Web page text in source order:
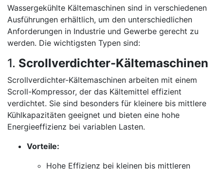
Wassergekühlte Kältemaschinen sind in verschiedenen
Ausführungen erhältlich, um den unterschiedlichen
Anforderungen in Industrie und Gewerbe gerecht zu
werden. Die wichtigsten Typen sind:
1. Scrollverdichter-Kältemaschinen
Scrollverdichter-Kältemaschinen arbeiten mit einem
Scroll-Kompressor, der das Kältemittel effizient
verdichtet. Sie sind besonders für kleinere bis mittlere
Kühlkapazitäten geeignet und bieten eine hohe
Energieeffizienz bei variablen Lasten.
Vorteile:
Hohe Effizienz bei kleinen bis mittleren